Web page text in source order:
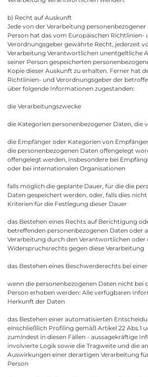
b) Recht auf Auskunft
Jede von der Verarbeitung
Person hat das vom Europäischen Richtlinien-
Verordnungsgeber gewährte Recht, jederzeit
Verarbeitung Verantwortlichen unentgeltliche
seiner Person gespeicherten
Kopie dieser Auskunft zu erhalten. Ferner hat
Richtlinien- und Verordnungsgeber der
über folgende Informationen zugestanden:
die Verarbeitungszwecke
die Kategorien personenbezogener Daten, die
die Empfänger oder Kategorien von
die personenbezogenen Daten offengelegt
offengelegt werden, insbesondere bei
oder bei internationalen Organisationen
falls möglich die geplante Dauer, für die die
Daten gespeichert werden, oder, falls dies
Kriterien für die Festlegung dieser Dauer
das Bestehen eines Rechts auf Berichtigung
betreffenden personenbezogenen Daten oder
Verarbeitung durch den Verantwortlichen oder
Widerspruchsrechts gegen diese Verarbeitung
das Bestehen eines Beschwerderechts bei
wenn die personenbezogenen Daten nicht bei
Person erhoben werden: Alle verfügbaren
Herkunft der Daten
das Bestehen einer automatisierten
einschließlich Profiling gemäß Artikel 22 Abs.1
zumindest in diesen Fällen - aussagekräftige
involvierte Logik sowie die Tragweite und die
Auswirkungen einer derartigen Verarbeitung
Person